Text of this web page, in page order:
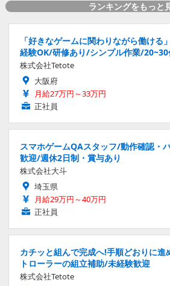
ランキングをもっと
「好きなゲームに関わりながら働ける
経験OK/研修あり/シンプル作業/20~30
株式会社Tetote
大阪府
月給27万円～33万円
正社員
スマホゲームQAスタッフ/動作確認・
歓迎/週休2日制・賞与あり
株式会社大斗
埼玉県
月給29万円～40万円
正社員
カチッと組んで完成へ!手順どおりに
トローラーの組立補助/未経験歓迎
株式会社Tetote